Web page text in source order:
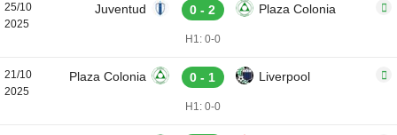
25/10
2025
Juventud 0 - 2 Plaza Colonia
H1: 0-0
21/10
2025
Plaza Colonia 0 - 1 Liverpool
H1: 0-0